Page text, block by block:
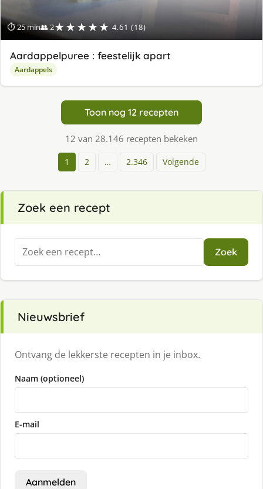
⏱ 25 min👥 2★★★★★ 4.61 (18)
Aardappelpuree : feestelijk apart
Aardappels
Toon nog 12 recepten
12 van 28.146 recepten bekeken
1 2 … 2.346 Volgende
Zoek een recept
Zoeken
naar:
Zoek
Nieuwsbrief
Ontvang de lekkerste recepten in je inbox.
Naam (optioneel)
E-mail
Aanmelden